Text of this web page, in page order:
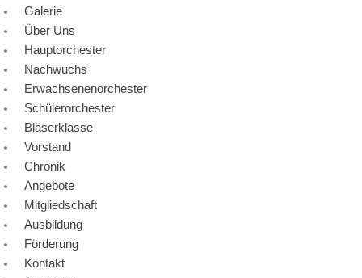
Galerie
Über Uns
Hauptorchester
Nachwuchs
Erwachsenenorchester
Schülerorchester
Bläserklasse
Vorstand
Chronik
Angebote
Mitgliedschaft
Ausbildung
Förderung
Kontakt